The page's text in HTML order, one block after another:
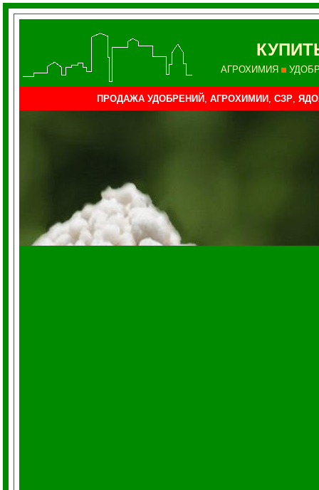
АГРОХИМИЯ
ПРОДАЖА УДОБРЕНИЙ , АГРОХИМИИ , СЗР,